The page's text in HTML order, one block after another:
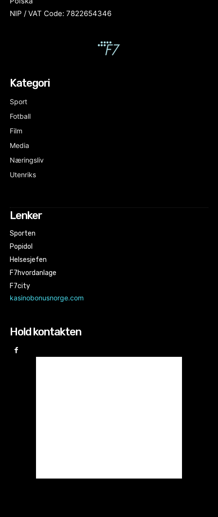
NIP / VAT Code: 7822654346
Kategori
Sport
Fotball
Film
Media
Næringsliv
Utenriks
Lenker
Sporten
Popidol
Helsesjefen
F7hvordanlage
F7city
kasinobonusnorge.com
Hold kontakten